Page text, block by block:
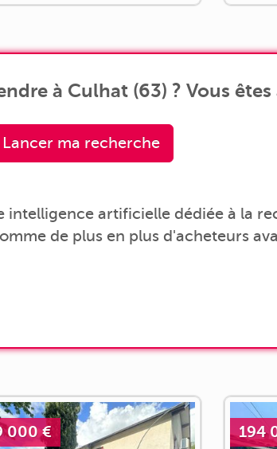
à Culhat (63) ? Vous
Lancer ma recherche
intelligence artificielle dédiée à la
de plus en plus d'acheteurs
000 € 194